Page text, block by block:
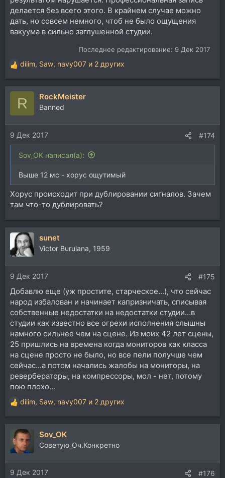
делается без всего этого. В крайнем случае можно
дать, но совсем немного, чтоб не было ощущения
вакуума в сильно заглушенной студии.
Последнее редактирование: 9 Дек 2017
Р
е
а
и
и
:
dilim, Saw, navy007 и 2 других
R RockMeister
Banned
9 Дек 2017 #174
Sov_OK написал(а):
Выше 12 мс - хорус ощутимый
Хорус происходит при дублировании сигналов. Зачем
там что-то дублировать?
sunet
Victor Buruiana, 1959
9 Дек 2017 #175
Добавлю еще (уж простите, старческое...), что сейчас
народ избалован и начинает капризничать, списывая
собственные недостатки на недостатки студии...в
студии как известно все огрехи исполнения слышны
намного сильнее чем на сцене. Из моих 42 лет сцены,
25 пришлись на времена когда мониторов как класса
на сцене просто не было, но все пели получше чем
сейчас...а потом начались жалобы на мониторы, на
ревербераторы, на компрессоры, мол - нет, потому
пою плохо...
Р
е
а
ц
и
и
:
dilim, Saw, navy007 и 2 других
Sov_OK
Советую_Оч.Конкретно
9 Дек 2017 #176